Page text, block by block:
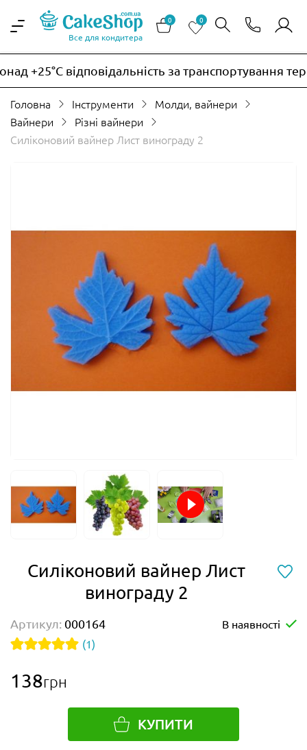
Все для кондитера
0 0
+25°C відповідальність за транспортування
Головна Інструменти
Молди, вайнери
Вайнери
Різні вайнери
Силіконовий вайнер Лист винограду 2
Силіконовий вайнер Лист
винограду 2
Артикул: 000164
В наявності
(1)
138грн
КУПИТИ